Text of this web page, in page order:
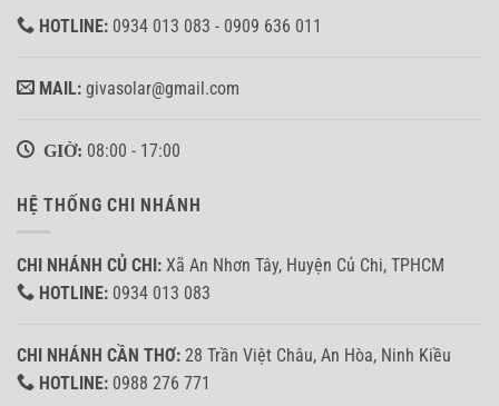
HOTLINE: 0934 013 083 - 0909 636 011
MAIL: givasolar@gmail.com
GIỜ: 08:00 - 17:00
HỆ THỐNG CHI NHÁNH
CHI NHÁNH CỦ CHI: Xã An Nhơn Tây, Huyện Củ Chi, TPHCM
HOTLINE: 0934 013 083
CHI NHÁNH CẦN THƠ: 28 Trần Việt Châu, An Hòa, Ninh Kiều
HOTLINE: 0988 276 771